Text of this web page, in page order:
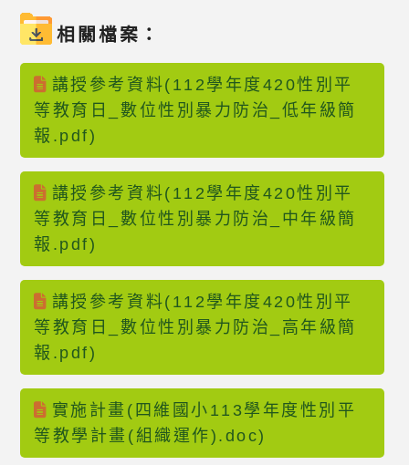
相關檔案：
講授參考資料(112學年度420性別平
等教育日_數位性別暴力防治_低年級簡
報.pdf)
講授參考資料(112學年度420性別平
等教育日_數位性別暴力防治_中年級簡
報.pdf)
講授參考資料(112學年度420性別平
等教育日_數位性別暴力防治_高年級簡
報.pdf)
實施計畫(四維國小113學年度性別平
等教學計畫(組織運作).doc)